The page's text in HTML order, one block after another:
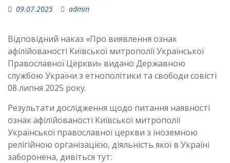
09.07.2025 admin
Відповідний наказ «Про виявлення ознак
афілійованості Київської митрополії Української
Православної Церкви» видано Державною
службою України з етнополітики та свободи совісті
08 липня 2025 року.
Результати дослідження щодо питання наявності
ознак афілійованості Київської митрополії
Української православної церкви з іноземною
релігійною організацією, діяльність якої в Україні
заборонена, дивіться тут: